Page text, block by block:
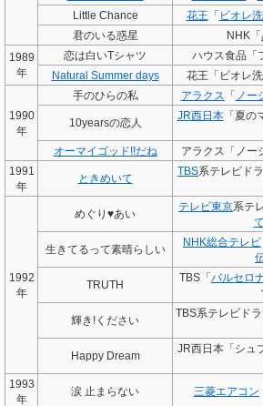
Little Chance
花王 「 ビオレ
君のいる惑星
NHK「
1989
年
恋は白いTシャツ
ハウス食品「
Natural Summer days
花王「ビオレ
1990
年
手のひらの私 アラクス 「 ノー
10yearsの恋人
JR西日本 「夏
オーマイゴッド!!だね
アラクス「ノー
1991
年
ときめいて
TBS系テレビド
1992
年
めぐり♥あい
テレビ東京系テ
生きてるって素晴らしい
NHK総合テレビ
TRUTH
TBS「バルセロ
輝き!ください
TBS系テレビド
Happy Dream
JR西日本「シュ
1993
年
涙 止まらない 三菱エアコン